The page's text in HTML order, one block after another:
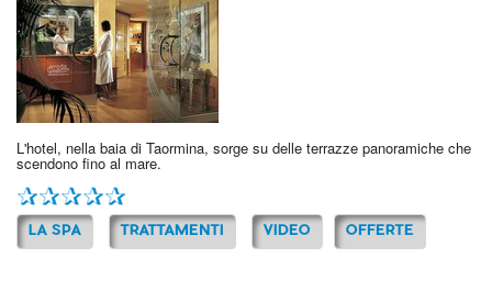
L'hotel, nella baia di Taormina, sorge su delle terrazze panoramiche che
scendono fino al mare.
LA SPA TRATTAMENTI VIDEO OFFERTE